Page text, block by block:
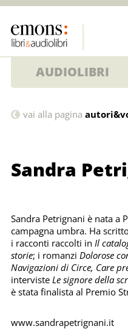
AUDIOLIBRI
Sandra
vai alla pagina
Sandra
Sandra Petrignani è nata a
campagna umbra. Ha
i racconti raccolti in Il
storie; i romanzi Dolorose
Navigazioni di Circe, Care
intervisteLe signore della
è stata finalista al Premio
www.sandrapetrignani.it